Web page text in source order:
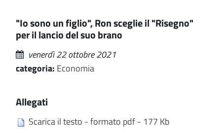
"Io sono un figlio", Ron sceglie il "Risegno"
per il lancio del suo brano
venerdì 22 ottobre 2021
categoria: Economia
Allegati
Scarica il testo - formato pdf - 177 Kb